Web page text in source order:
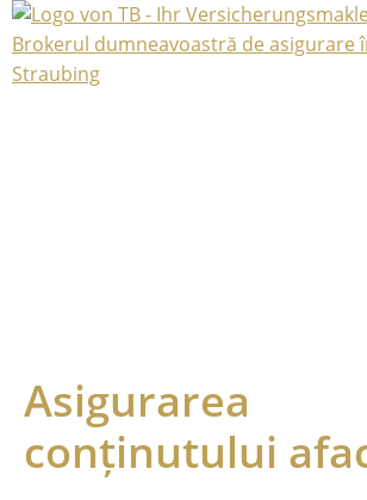
Asigurarea
conținutului